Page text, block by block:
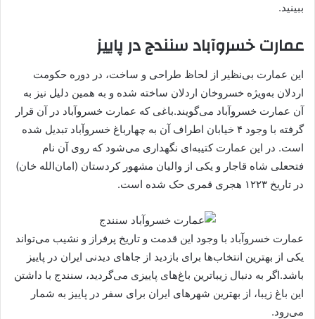
ببینید.
عمارت خسروآباد سنندج در پاییز
این عمارت بی‌نظیر از لحاظ طراحی و ساخت، در دوره حکومت
اردلان به‌ویژه خسروخان اردلان ساخته شده و به همین دلیل نیز به
آن عمارت خسروآباد می‌گویند.باغی که عمارت خسروآباد در آن قرار
گرفته با وجود ۴ خیابان اطراف آن به چهارباغ خسروآباد تبدیل شده
است. در این عمارت کتیبه‌ای نگهداری می‌شود که روی آن نام
فتحعلی‌ شاه قاجار و یکی از والیان مشهور کردستان (امان‌الله خان)
در تاریخ ۱۲۲۳ هجری قمری حک شده است.
عمارت خسروآباد با وجود این قدمت و تاریخ پرفراز و نشیب می‌تواند
یکی از بهترین انتخاب‌ها برای بازدید از جاهای دیدنی ایران در پاییز
باشد.اگر به دنبال زیباترین باغ‌های پاییزی می‌گردید، سنندج با داشتن
این باغ زیبا، از بهترین شهرهای ایران برای سفر در پاییز به شمار
می‌رود.